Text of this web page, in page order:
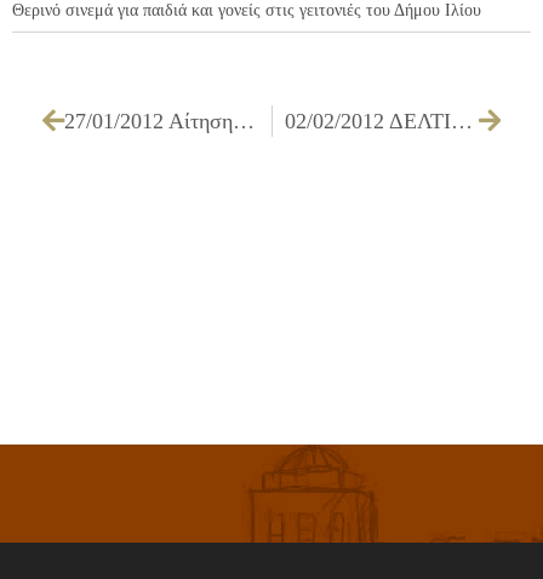
Θερινό σινεμά για παιδιά και γονείς στις γειτονιές του Δήμου Ιλίου
27/01/2012 Αίτηση για χορήγηση άδειας εκμετάλλευσης περιπτέρου 02/02/2012 ΔΕΛΤΙΟ ΤΥΠΟΥ ΔΗΜΟΣ ΙΛΙΟΥ: Tο Πανελλήνιο Πρωτάθλημα Ανδρών – Γυναικών Ελληνορωμαϊκής και Ελευθέρας Πάλης στο Ίλιον